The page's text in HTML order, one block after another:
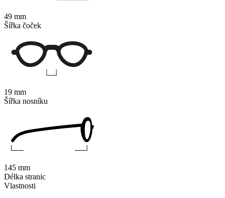
Vlastnosti
49 mm
Šířka čoček
19 mm
Šířka nosníku
145 mm
Délka stranic